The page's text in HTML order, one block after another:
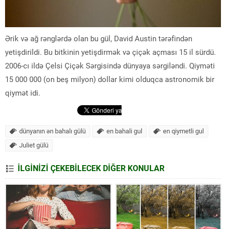
Ərik və ağ rənglərdə olan bu gül, David Austin tərəfindən
yetişdirildi. Bu bitkinin yetişdirmək və çiçək açması 15 il sürdü.
2006-cı ildə Çelsi Çiçək Sərgisində dünyaya sərgiləndi. Qiyməti
15 000 000 (on beş milyon) dollar kimi olduqca astronomik bir
qiymət idi.
dünyanın ən bahalı gülü en bahali gul
en qiymetli gul
Juliet gülü
İLGİNİZİ ÇEKEBİLECEK DİĞER KONULAR